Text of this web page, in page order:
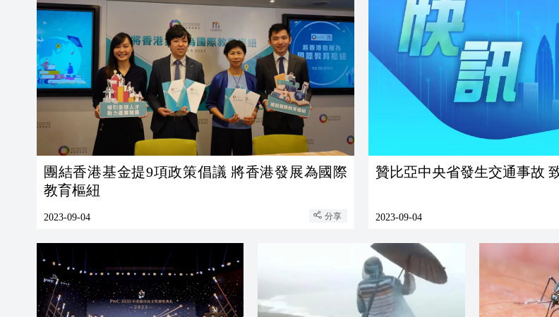
團結香港基金提9項政策倡議 將香港發展為國際
教育樞紐
2023-09-04 分享
贊比亞中央省發生交通事故
2023-09-04